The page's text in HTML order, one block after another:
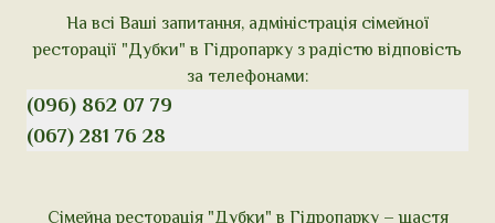
На всі Ваші запитання, адміністрація сімейної
ресторації "Дубки" в Гідропарку з радістю відповість
за телефонами:
(096) 862 07 79
(067) 281 76 28
Сімейна ресторація "Дубки" в Гідропарку – щастя